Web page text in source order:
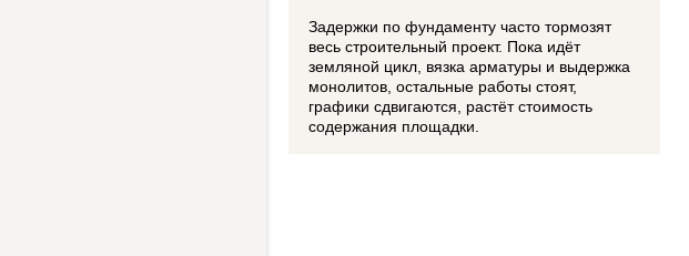
Задержки по фундаменту часто тормозят
весь строительный проект. Пока идёт
земляной цикл, вязка арматуры и выдержка
монолитов, остальные работы стоят,
графики сдвигаются, растёт стоимость
содержания площадки.